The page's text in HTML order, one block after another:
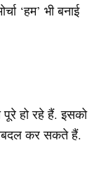
‘हम’ भी बनाई
हो रहे हैं. इसको
कर सकते हैं.